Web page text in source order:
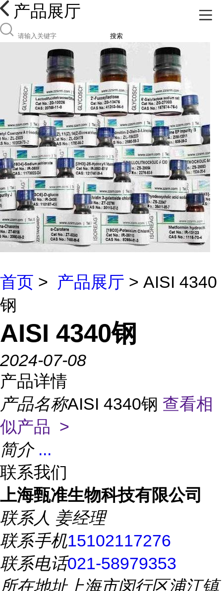
产品展厅
搜索
首页 > 产品展厅 > AISI 4340
钢
AISI 4340钢
2024-07-08
产品详情
产品名称AISI 4340钢 查看相
似产品 >
简介 ...
联系我们
上海甄准生物科技有限公司
联系人 姜经理
联系手机15102117276
联系电话021-58979353
所在地址上海市闵行区浦江镇